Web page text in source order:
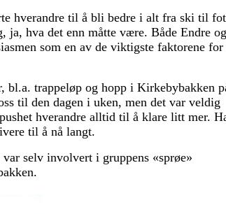
hverandre til å bli bedre i alt fra ski til
ja, hva det enn måtte være. Både Endre og
som en av de viktigste faktorene for
bl.a. trappeløp og hopp i Kirkebybakken
til den dagen i uken, men det var veldig
hverandre alltid til å klare litt mer.
til å nå langt.
var selv involvert i gruppens «sprøe»